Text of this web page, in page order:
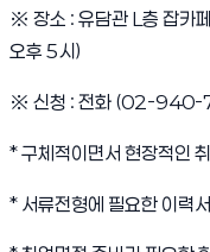
※ 장소 : 유담관 층 잡카페
오후 5시 )
※ 신청 : 전화 (02-940-
*구체적이면서 현장적인
* 서류전형에 필요한 이력